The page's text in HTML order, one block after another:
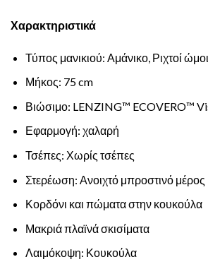
Χαρακτηριστικά
Τύπος μανικιού: Αμάνικο, Ριχτοί ώμοι
Μήκος: 75 cm
Βιώσιμο: LENZING™ ECOVERO™
Εφαρμογή: χαλαρή
Τσέπες: Χωρίς τσέπες
Στερέωση: Ανοιχτό μπροστινό μέρος
Κορδόνι και πώματα στην κουκούλα
Μακριά πλαϊνά σκισίματα
Λαιμόκοψη: Κουκούλα